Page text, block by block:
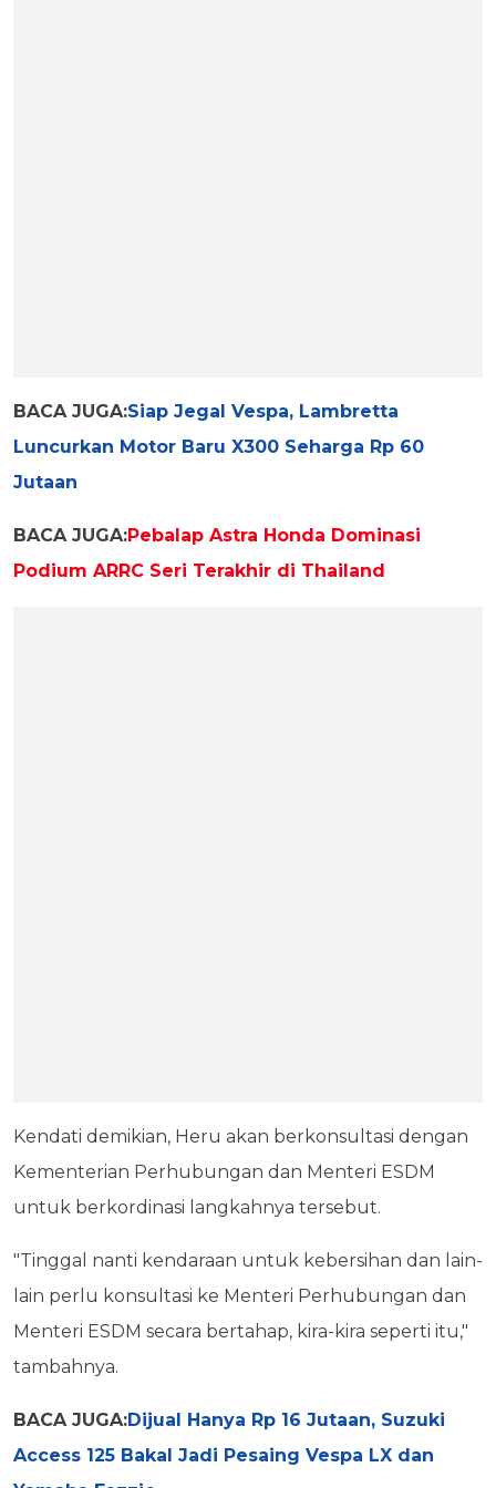
BACA JUGA:Siap Jegal Vespa, Lambretta
Luncurkan Motor Baru X300 Seharga Rp 60
Jutaan
BACA JUGA:Pebalap Astra Honda Dominasi
Podium ARRC Seri Terakhir di Thailand
Kendati demikian, Heru akan berkonsultasi dengan
Kementerian Perhubungan dan Menteri ESDM
untuk berkordinasi langkahnya tersebut.
"Tinggal nanti kendaraan untuk kebersihan dan lain-
lain perlu konsultasi ke Menteri Perhubungan dan
Menteri ESDM secara bertahap, kira-kira seperti itu,"
tambahnya.
BACA JUGA:Dijual Hanya Rp 16 Jutaan, Suzuki
Access 125 Bakal Jadi Pesaing Vespa LX dan